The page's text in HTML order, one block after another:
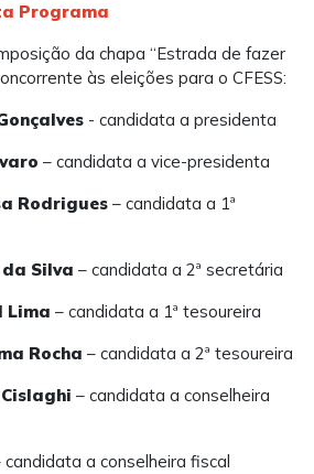
Programa
da chapa “Estrada de fazer
às eleições para o CFESS:
- candidata a presidenta
– candidata a vice-presidenta
Rodrigues – candidata a 1ª
da Silva – candidata a 2ª secretária
Lima – candidata a 1ª tesoureira
Rocha – candidata a 2ª tesoureira
– candidata a conselheira
candidata a conselheira fiscal